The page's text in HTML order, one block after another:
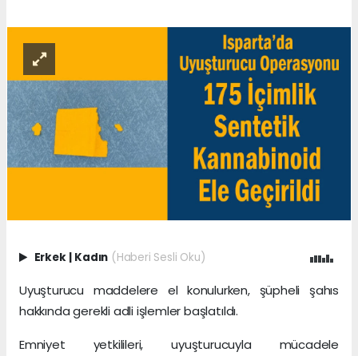
Erkek | Kadın (Haberi Sesli Oku)
Uyuşturucu maddelere el konulurken, şüpheli şahıs
hakkında gerekli adli işlemler başlatıldı.
Emniyet yetkilileri, uyuşturucuyla mücadele